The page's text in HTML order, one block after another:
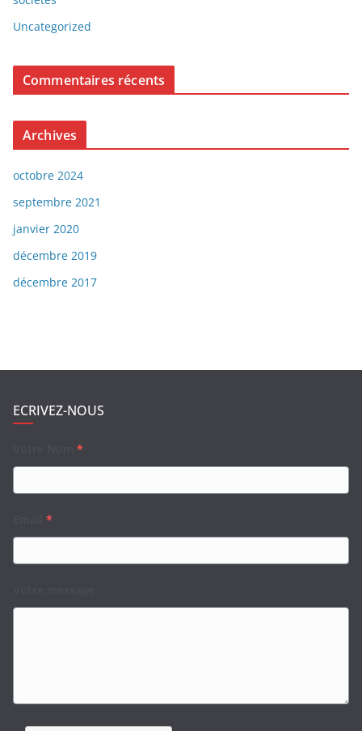
Uncategorized
Commentaires récents
Archives
octobre 2024
septembre 2021
janvier 2020
décembre 2019
décembre 2017
ECRIVEZ-NOUS
*
*